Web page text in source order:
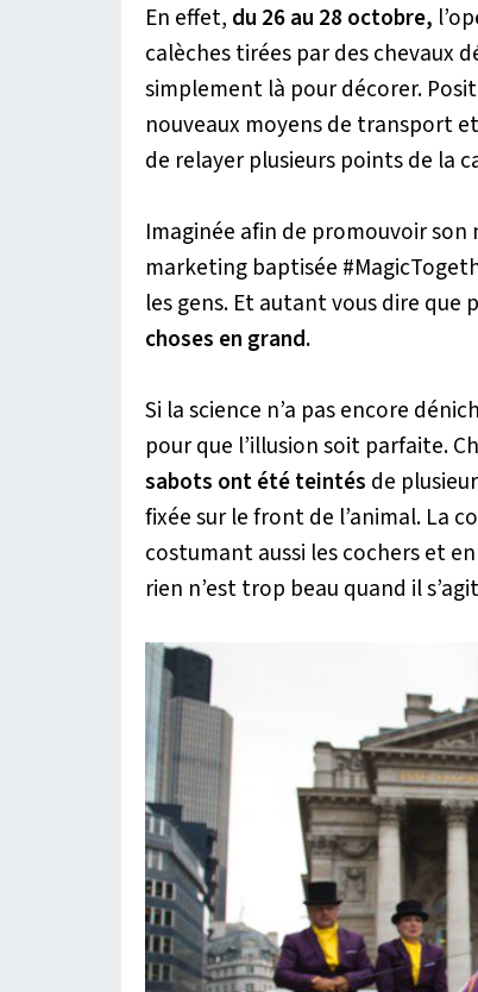
En effet, du 26 au 28 octobre,
calèches tirées par des chevaux
simplement là pour décorer.
nouveaux moyens de transport
de relayer plusieurs points de la
Imaginée afin de promouvoir
marketing baptisée
les gens. Et autant vous dire que
choses en grand.
Si la science n’a pas encore
pour que l’illusion soit parfaite.
sabots ont été teintés de
fixée sur le front de l’animal. La
costumant aussi les cochers et
rien n’est trop beau quand il